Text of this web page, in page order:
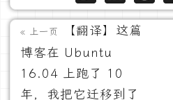
« 上一页
【翻译】这篇
博客在 Ubuntu
16.04 上跑了 10
年，我把它迁移到了